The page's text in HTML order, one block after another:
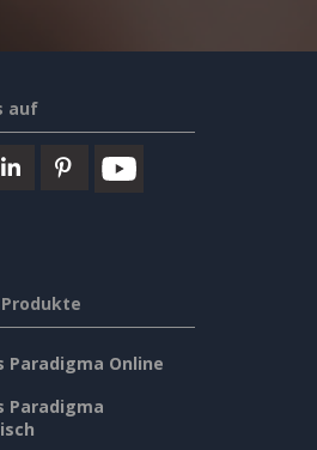
auf
Paradigma Online
Paradigma